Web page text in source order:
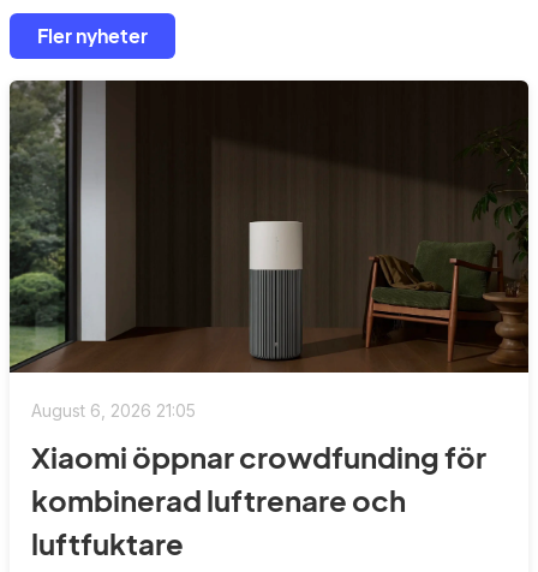
Fler nyheter
August 6, 2026 21:05
Xiaomi öppnar crowdfunding för
kombinerad luftrenare och
luftfuktare